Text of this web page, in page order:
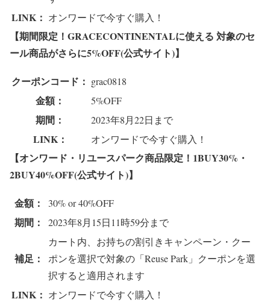
LINK： オンワードで今すぐ購入！
【期間限定！GRACECONTINENTALに使える 対象のセ
ール商品がさらに5%OFF(公式サイト)】
クーポンコード： grac0818
金額： 5%OFF
期間： 2023年8月22日まで
LINK： オンワードで今すぐ購入！
【オンワード・リユースパーク商品限定！1BUY30%・
2BUY40%OFF(公式サイト)】
金額： 30% or 40%OFF
期間： 2023年8月15日11時59分まで
補足：
カート内、お持ちの割引きキャンペーン・クー
ポンを選択で対象の「Reuse Park」クーポンを選
択すると適用されます
LINK： オンワードで今すぐ購入！